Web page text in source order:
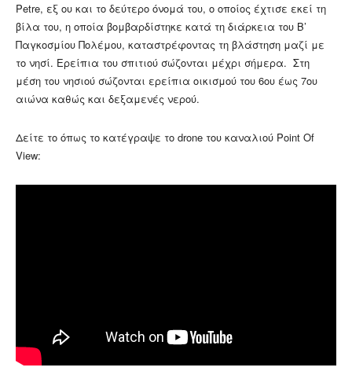
Petre, εξ ου και το δεύτερο όνομά του, ο οποίος έχτισε εκεί τη
βίλα του, η οποία βομβαρδίστηκε κατά τη διάρκεια του Β’
Παγκοσμίου Πολέμου, καταστρέφοντας τη βλάστηση μαζί με
το νησί. Ερείπια του σπιτιού σώζονται μέχρι σήμερα. Στη
μέση του νησιού σώζονται ερείπια οικισμού του 6ου έως 7ου
αιώνα καθώς και δεξαμενές νερού.
Δείτε το όπως το κατέγραψε το drone του καναλιού Point Of
View: